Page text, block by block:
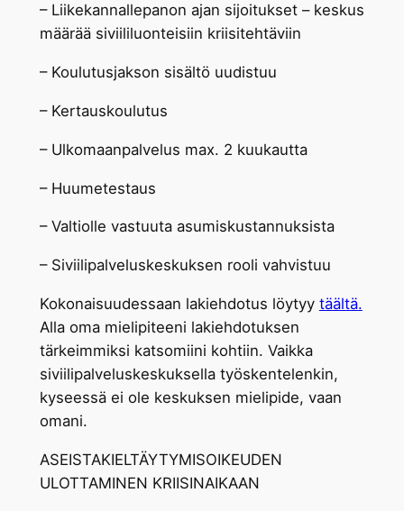
– Liikekannallepanon ajan sijoitukset – keskus
määrää siviililuonteisiin kriisitehtäviin
– Koulutusjakson sisältö uudistuu
– Kertauskoulutus
– Ulkomaanpalvelus max. 2 kuukautta
– Huumetestaus
– Valtiolle vastuuta asumiskustannuksista
– Siviilipalveluskeskuksen rooli vahvistuu
Kokonaisuudessaan lakiehdotus löytyy täältä.
Alla oma mielipiteeni lakiehdotuksen
tärkeimmiksi katsomiini kohtiin. Vaikka
siviilipalveluskeskuksella työskentelenkin,
kyseessä ei ole keskuksen mielipide, vaan
omani.
ASEISTAKIELTÄYTYMISOIKEUDEN
ULOTTAMINEN KRIISINAIKAAN